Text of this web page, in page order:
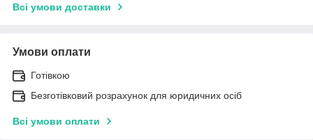
Всі умови доставки
Умови оплати
Готівкою
Безготівковий розрахунок для юридичних осіб
Всі умови оплати